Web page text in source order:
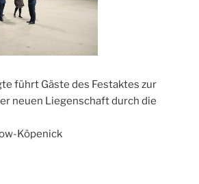
führt Gäste des Festaktes zur
neuen Liegenschaft durch die
Köpenick